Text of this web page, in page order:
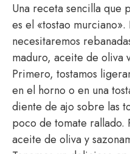
Una receta sencilla que
es el «tostao murciano».
necesitaremos
maduro, aceite de oliva
Primero, tostamos
en el horno o en una
diente de ajo sobre las
poco de tomate rallado.
aceite de oliva y